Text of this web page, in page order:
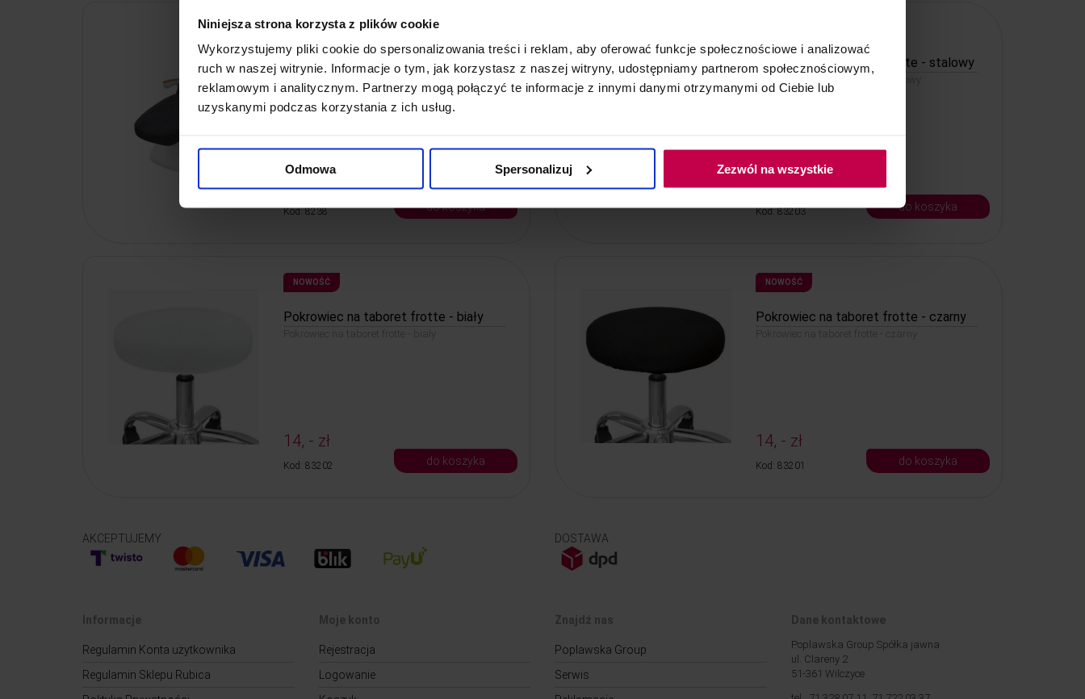
Niniejsza strona korzysta z plików cookie
Wykorzystujemy pliki cookie do spersonalizowania treści i reklam, aby oferować funkcje społecznościowe i analizować
ruch w naszej witrynie. Informacje o tym, jak korzystasz z naszej witryny, udostępniamy partnerom społecznościowym,
reklamowym i analitycznym. Partnerzy mogą połączyć te informacje z innymi danymi otrzymanymi od Ciebie lub
uzyskanymi podczas korzystania z ich usług.
Odmowa Spersonalizuj Zezwól na wszystkie
NOWOŚĆ
Pokrowiec na fotel frotte - grafitowy
35, -33, - zł
Kod: 8238 do koszyka
Pokrowiec na taboret frotte - stalowy
14, - zł
Kod: 83203 do koszyka
NOWOŚĆ
Pokrowiec na taboret frotte - biały
Pokrowiec na taboret frotte - biały
14, - zł
Kod: 83202 do koszyka
NOWOŚĆ
Pokrowiec na taboret frotte - czarny
Pokrowiec na taboret frotte - czarny
14, - zł
Kod: 83201 do koszyka
AKCEPTUJEMY DOSTAWA
Informacje
Regulamin Konta użytkownika
Regulamin Sklepu Rubica
Moje konto
Rejestracja
Logowanie
Znajdź nas
Poplawska Group
Serwis
Dane kontaktowe
Poplawska Group Spółka jawna
ul. Clareny 2
51-361 Wilczyce